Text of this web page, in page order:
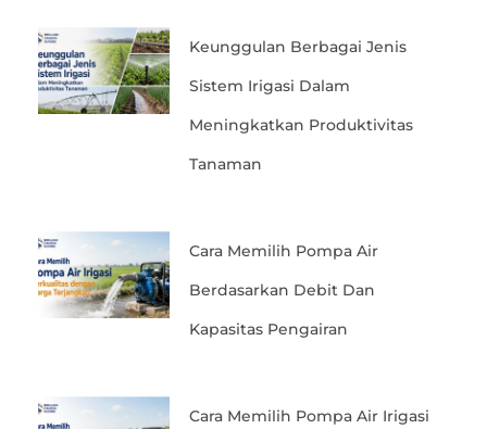
Keunggulan Berbagai Jenis
Sistem Irigasi Dalam
Meningkatkan Produktivitas
Tanaman
Cara Memilih Pompa Air
Berdasarkan Debit Dan
Kapasitas Pengairan
Cara Memilih Pompa Air Irigasi